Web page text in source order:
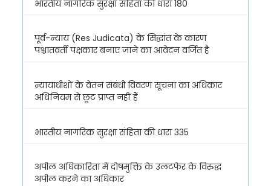
भारतीय नागरिक सुरक्षा संहिता की धारा 180
पूर्व-न्याय (Res Judicata) के सिद्धांत के कारण
पश्चातवर्ती पक्षकार बनाए जाने का आवेदन वर्जित है
न्यायाधीशों के वेतन संबंधी विवरण सूचना का अधिकार
अधिनियम से छूट प्राप्त नहीं हैं
भारतीय नागरिक सुरक्षा संहिता की धारा 335
अपील अधिकारिता में दोषमुक्ति के उलटफेर के विरुद्ध
अपील करने का अधिकार